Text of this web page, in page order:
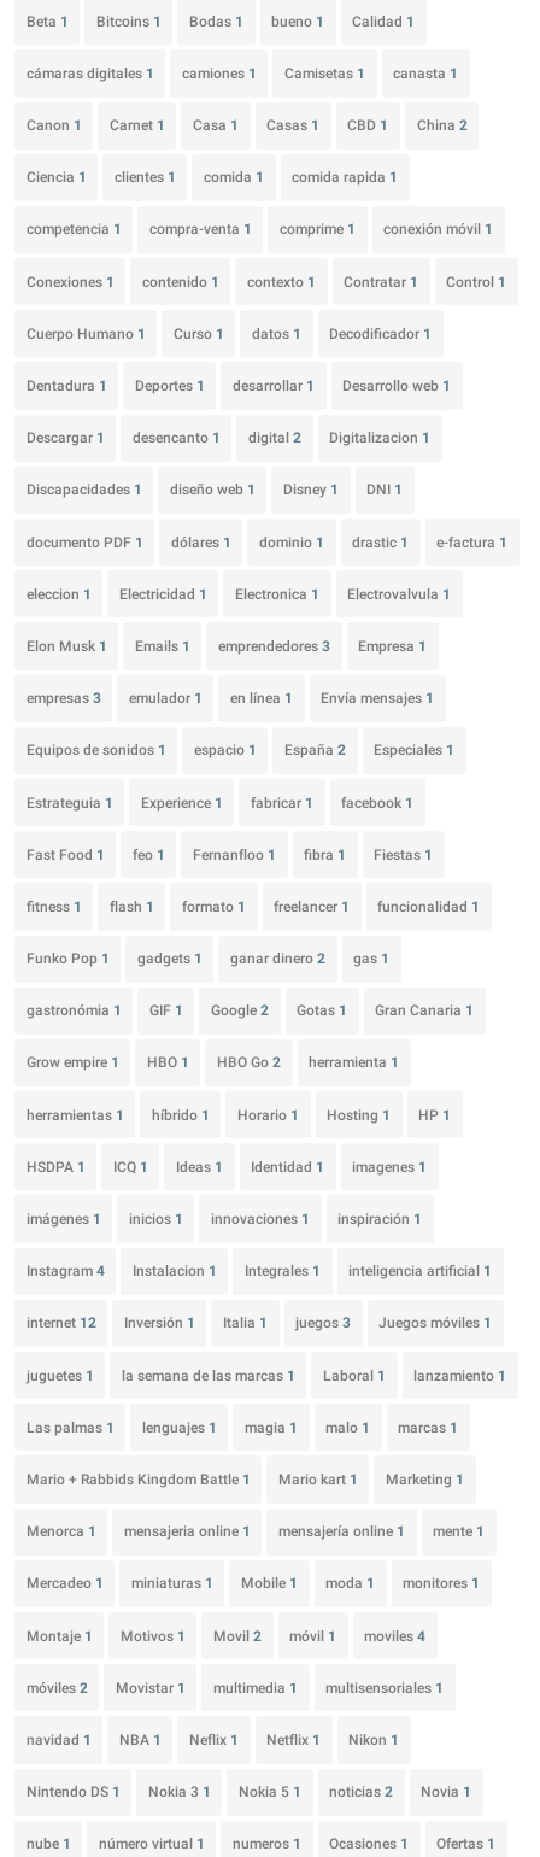
Beta 1 Bitcoins 1 Bodas 1 bueno 1 Calidad 1
cámaras digitales 1 camiones 1 Camisetas 1 canasta 1
Canon 1 Carnet 1 Casa 1 Casas 1 CBD 1 China 2
Ciencia 1 clientes 1 comida 1 comida rapida 1
competencia 1 compra-venta 1 comprime 1 conexión móvil 1
Conexiones 1 contenido 1 contexto 1 Contratar 1 Control 1
Cuerpo Humano 1 Curso 1 datos 1 Decodificador 1
Dentadura 1 Deportes 1 desarrollar 1 Desarrollo web 1
Descargar 1 desencanto 1 digital 2 Digitalizacion 1
Discapacidades 1 diseño web 1 Disney 1 DNI 1
documento PDF 1 dólares 1 dominio 1 drastic 1 e-factura 1
eleccion 1 Electricidad 1 Electronica 1 Electrovalvula 1
Elon Musk 1 Emails 1 emprendedores 3 Empresa 1
empresas 3 emulador 1 en línea 1 Envía mensajes 1
Equipos de sonidos 1 espacio 1 España 2 Especiales 1
Estrateguia 1 Experience 1 fabricar 1 facebook 1
Fast Food 1 feo 1 Fernanfloo 1 fibra 1 Fiestas 1
fitness 1 flash 1 formato 1 freelancer 1 funcionalidad 1
Funko Pop 1 gadgets 1 ganar dinero 2 gas 1
gastronómia 1 GIF 1 Google 2 Gotas 1 Gran Canaria 1
Grow empire 1 HBO 1 HBO Go 2 herramienta 1
herramientas 1 híbrido 1 Horario 1 Hosting 1 HP 1
HSDPA 1 ICQ 1 Ideas 1 Identidad 1 imagenes 1
imágenes 1 inicios 1 innovaciones 1 inspiración 1
Instagram 4 Instalacion 1 Integrales 1 inteligencia artificial 1
internet 12 Inversión 1 Italia 1 juegos3 Juegos móviles 1
juguetes 1 la semana de las marcas 1 Laboral 1 lanzamiento 1
Las palmas 1 lenguajes 1 magia 1 malo 1 marcas 1
Mario + Rabbids Kingdom Battle 1 Mario kart 1 Marketing 1
Menorca 1 mensajeria online 1 mensajería online 1 mente 1
Mercadeo 1 miniaturas 1 Mobile 1 moda 1 monitores 1
Montaje 1 Motivos 1 Movil 2 móvil 1 moviles4
móviles 2 Movistar 1 multimedia 1 multisensoriales 1
navidad 1 NBA 1 Neflix 1 Netflix 1 Nikon 1
Nintendo DS 1 Nokia 3 1 Nokia 5 1 noticias2 Novia 1
nube 1 número virtual 1 numeros 1 Ocasiones 1 Ofertas 1